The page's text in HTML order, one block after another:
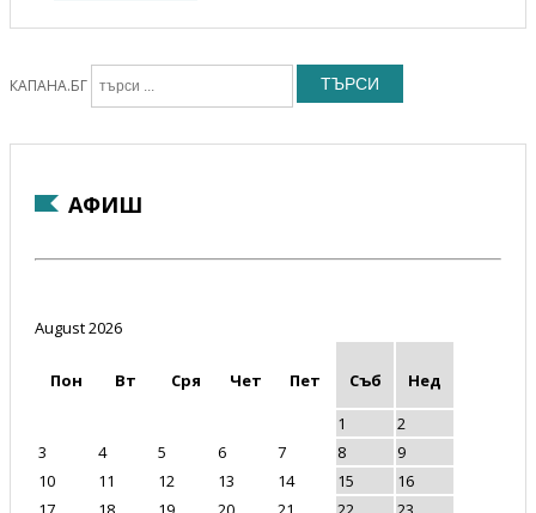
КАПАНА.БГ ТЪРСИ
АФИШ
August 2026
Пон Вт Сря Чет Пет Съб
Нед
1
2
3
4 5 6 7 8
9
10
11 12 13 14 15
16